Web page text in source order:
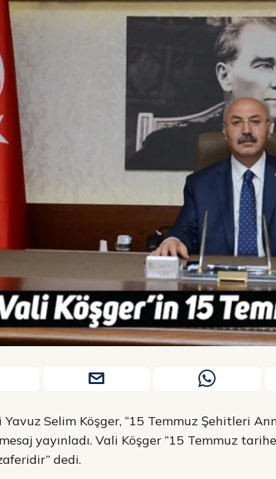
Yavuz Selim Köşger, “15 Temmuz Şehitleri
yayınladı. Vali Köşger “15 Temmuz
dedi.